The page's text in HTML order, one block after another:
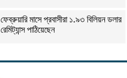
ফেব্রুয়ারি মাসে প্রবাসীরা ১.৯৩ বিলিয়ন ডলার
রেমিট্যান্স পাঠিয়েছেন